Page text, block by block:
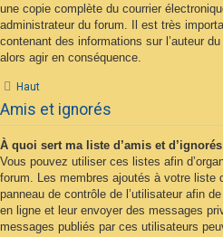
une copie complète du courrier
administrateur du forum. Il est très
contenant des informations sur l’auteur
alors agir en conséquence.
Haut
Amis et ignorés
À quoi sert ma liste d’amis et
Vous pouvez utiliser ces listes afin
forum. Les membres ajoutés à votre liste
panneau de contrôle de l’utilisateur afin
en ligne et leur envoyer des messages
messages publiés par ces utilisateurs